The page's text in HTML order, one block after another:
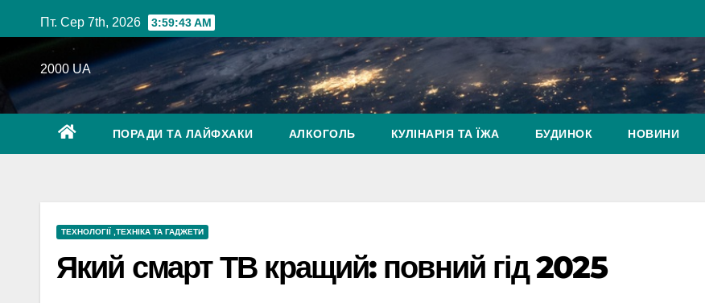
до
Пт. Сер 7th, 2026 3:59:45 AM
2000 UA
ПОРАДИ ТА ЛАЙФХАКИ АЛКОГОЛЬ КУЛІНАРІЯ ТА ЇЖА БУДИНОК НОВИНИ
ТЕХНОЛОГІЇ ,ТЕХНІКА ТА ГАДЖЕТИ
Який смарт ТВ кращий: повний гід 2025